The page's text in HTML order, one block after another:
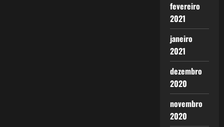
fevereiro
2021
janeiro
2021
dezembro
2020
novembro
2020